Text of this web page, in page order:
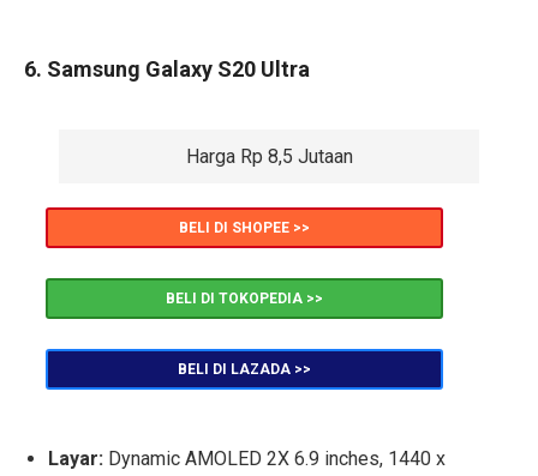
6. Samsung Galaxy S20 Ultra
Harga Rp 8,5 Jutaan
BELI DI SHOPEE >>
BELI DI TOKOPEDIA >>
BELI DI LAZADA >>
Layar: Dynamic AMOLED 2X 6.9 inches, 1440 x